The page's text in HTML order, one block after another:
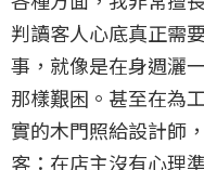
判讀客人心底真正需
事，就像是在身週灑
那樣艱困。甚至在為
實的木門照給設計師
客：在店主沒有心理